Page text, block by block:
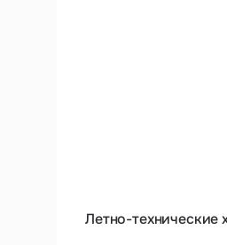
Летно-технические